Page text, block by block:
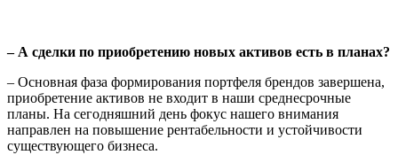
– А сделки по приобретению новых активов есть в планах?
– Основная фаза формирования портфеля брендов завершена,
приобретение активов не входит в наши среднесрочные
планы. На сегодняшний день фокус нашего внимания
направлен на повышение рентабельности и устойчивости
существующего бизнеса.